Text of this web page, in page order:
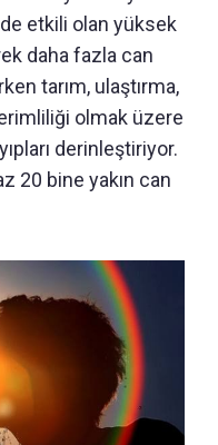
etkili olan yüksek
daha fazla can
tarım, ulaştırma,
olmak üzere
derinleştiriyor.
20 bine yakın can